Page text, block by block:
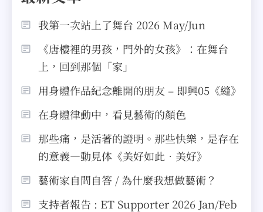
我第一次站上了舞台 2026 May/Jun
《唐樓裡的男孩，門外的女孩》：在舞台
上，回到那個「家」
用身體作品紀念離開的朋友 – 即興05《縫》
在身體律動中，看見藝術的顏色
那些痛，是活著的證明。那些快樂，是存在
的意義—動見体《美好如此．美好》
藝術家自問自答 / 為什麼我想做藝術？
支持者報告 : ET Supporter 2026 Jan/Feb